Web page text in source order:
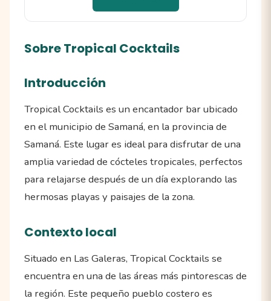
Sobre Tropical Cocktails
Introducción
Tropical Cocktails es un encantador bar ubicado
en el municipio de Samaná, en la provincia de
Samaná. Este lugar es ideal para disfrutar de una
amplia variedad de cócteles tropicales, perfectos
para relajarse después de un día explorando las
hermosas playas y paisajes de la zona.
Contexto local
Situado en Las Galeras, Tropical Cocktails se
encuentra en una de las áreas más pintorescas de
la región. Este pequeño pueblo costero es